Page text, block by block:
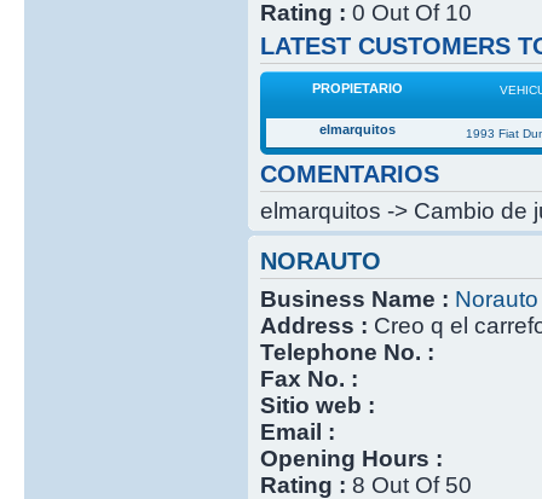
Rating : 0 Out Of 10
LATEST CUSTOMERS
PROPIETARIO
elmarquitos 1993 Fiat
COMENTARIOS
elmarquitos -> Cambio de
NORAUTO
Business Name : Norauto
Address : Creo q el
Telephone No. :
Fax No. :
Sitio web :
Email :
Opening Hours :
Rating : 8 Out Of 50